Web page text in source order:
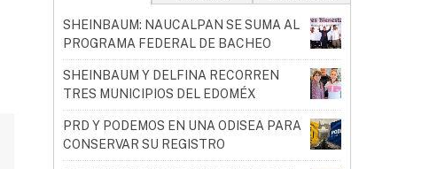
SHEINBAUM: NAUCALPAN SE SUMA AL
PROGRAMA FEDERAL DE BACHEO
SHEINBAUM Y DELFINA RECORREN
TRES MUNICIPIOS DEL EDOMÉX
PRD Y PODEMOS EN UNA ODISEA PARA
CONSERVAR SU REGISTRO